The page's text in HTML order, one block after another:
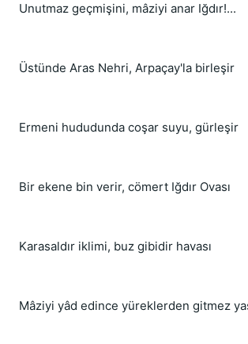
Unutmaz geçmişini, mâziyi anar Iğdır!...
Üstünde Aras Nehri, Arpaçay'la birleşir
Ermeni hududunda coşar suyu, gürleşir
Bir ekene bin verir, cömert Iğdır Ovası
Karasaldır iklimi, buz gibidir havası
Mâziyi yâd edince yüreklerden gitmez